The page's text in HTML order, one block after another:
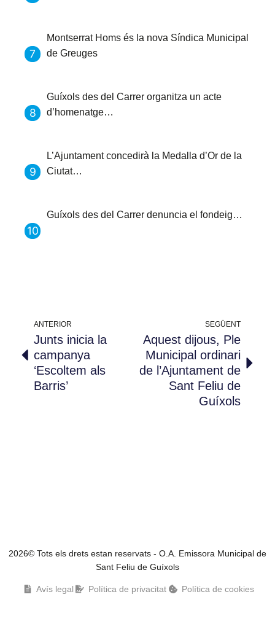
Montserrat Homs és la nova Síndica Municipal
de Greuges
Guíxols des del Carrer organitza un acte
d’homenatge…
L’Ajuntament concedirà la Medalla d’Or de la
Ciutat…
Guíxols des del Carrer denuncia el fondeig…
ANTERIOR
Junts inicia la
campanya
‘Escoltem als
Barris’
SEGÜENT
Aquest dijous, Ple
Municipal ordinari
de l’Ajuntament de
Sant Feliu de
Guíxols
2026© Tots els drets estan reservats - O.A. Emissora Municipal de
Sant Feliu de Guíxols
Avís legal Política de privacitat Política de cookies